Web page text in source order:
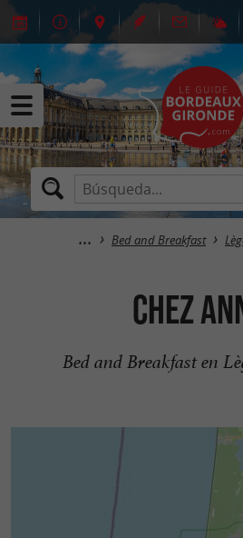
Bed and Breakfast
Chez
Bed and Breakfast en